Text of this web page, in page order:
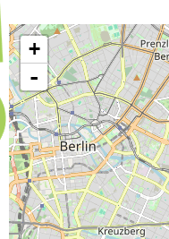
Filter entfernen
Nord Filter
Süd Filter
+
-